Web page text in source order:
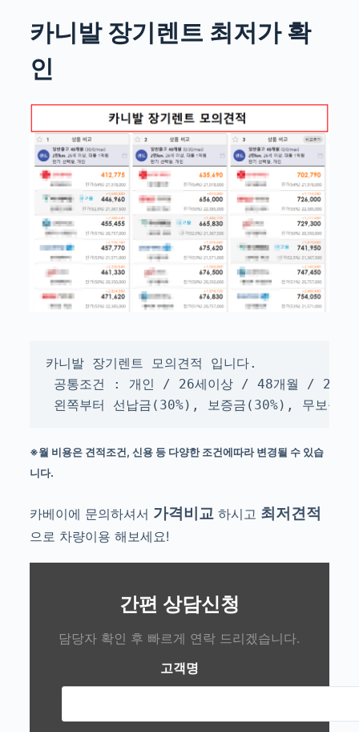
카니발 장기렌트 최저가 확
인
카니발 장기렌트 모의견적 입니다.
공통조건 : 개인 / 26세이상 / 48개월 / 2만
왼쪽부터 선납금(30%), 보증금(30%), 무보증
※월 비용은 견적조건, 신용 등 다양한 조건에따라 변경될 수 있습
니다.
카베이에 문의하셔서 가격비교 하시고 최저견적
으로 차량이용 해보세요!
간편 상담신청
담당자 확인 후 빠르게 연락 드리겠습니다.
고객명